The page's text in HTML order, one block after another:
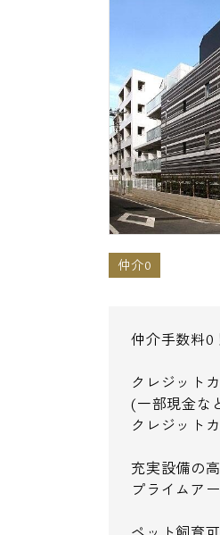
仲介0
仲介手数料0
クレジット
(一部現金な
クレジット
充実設備の
プライムア